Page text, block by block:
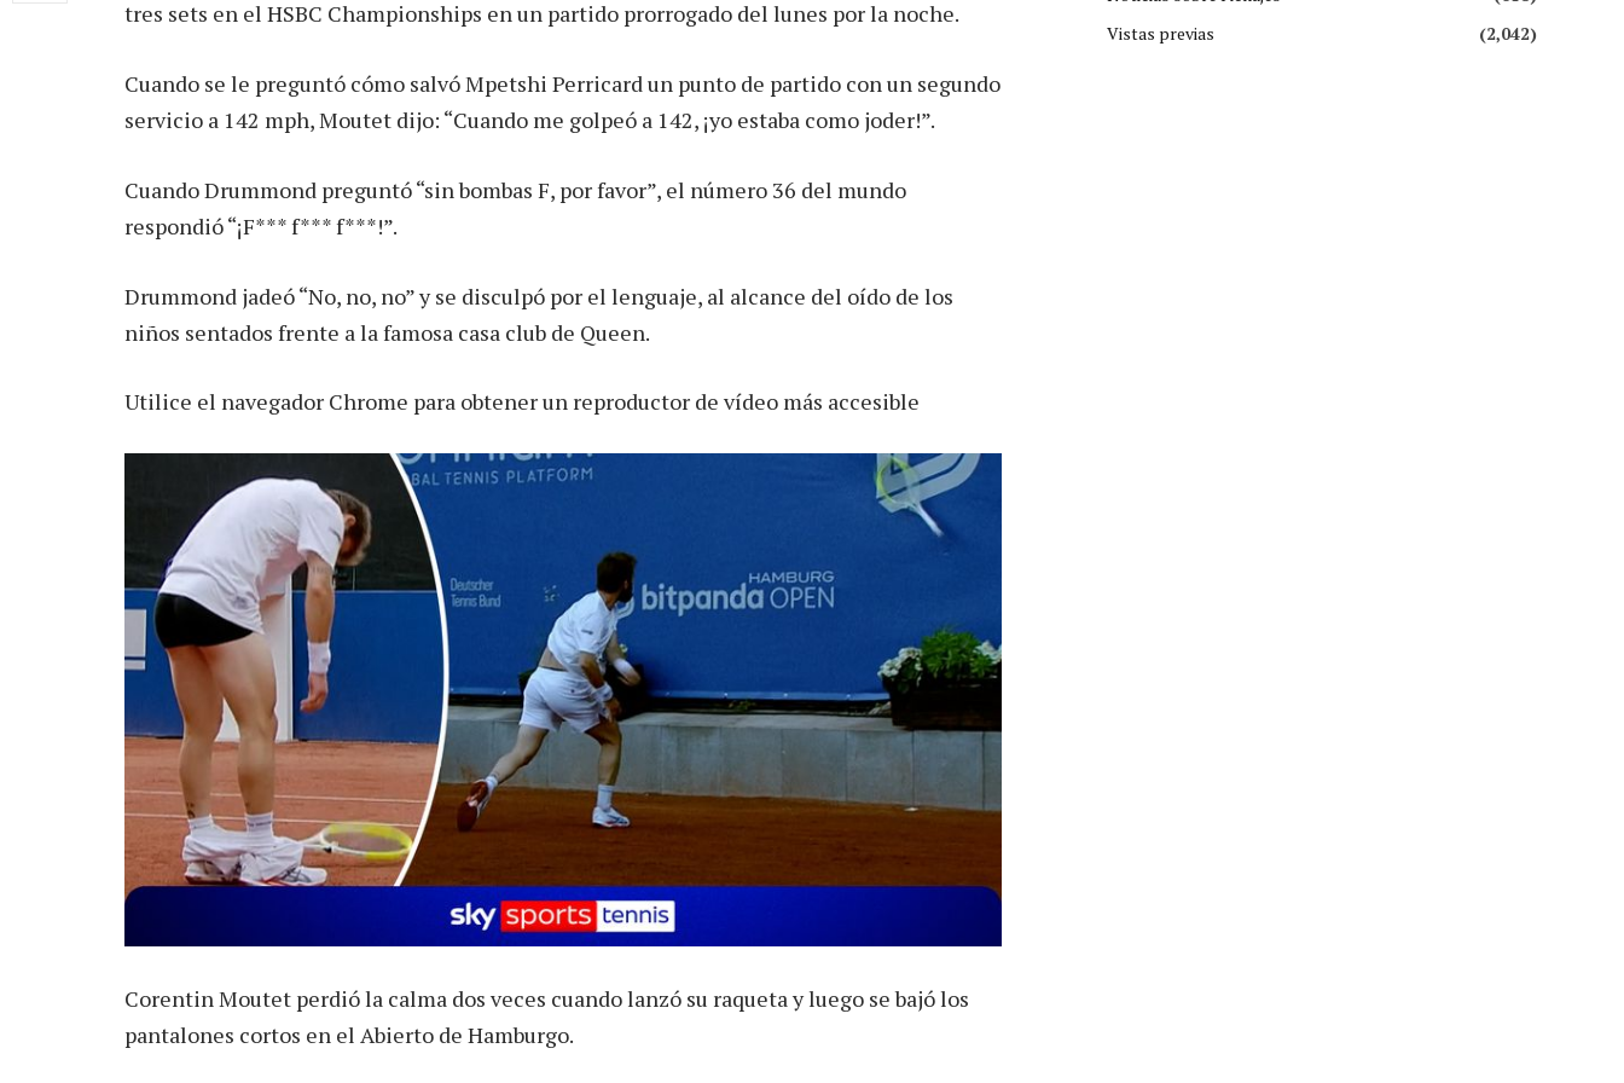
tres sets en el HSBC Championships en un partido prorrogado del lunes por la noche.
Cuando se le preguntó cómo salvó Mpetshi Perricard un punto de partido con un segundo
servicio a 142 mph, Moutet dijo: “Cuando me golpeó a 142, ¡yo estaba como joder!”.
Cuando Drummond preguntó “sin bombas F, por favor”, el número 36 del mundo
respondió “¡F*** f*** f***!”.
Drummond jadeó “No, no, no” y se disculpó por el lenguaje, al alcance del oído de los
niños sentados frente a la famosa casa club de Queen.
Utilice el navegador Chrome para obtener un reproductor de vídeo más accesible
Corentin Moutet perdió la calma dos veces cuando lanzó su raqueta y luego se bajó los
pantalones cortos en el Abierto de Hamburgo.
Vistas previas
(2,042)